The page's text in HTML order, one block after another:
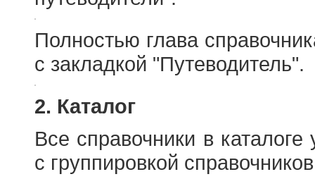
Полностью глава
с закладкой "Путеводитель".
2. Каталог
Все справочники в
с группировкой